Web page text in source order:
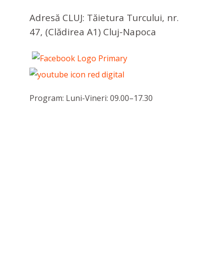
Adresă CLUJ: Tăietura Turcului, nr.
47, (Clădirea A1) Cluj-Napoca
Program: Luni-Vineri: 09.00–17.30